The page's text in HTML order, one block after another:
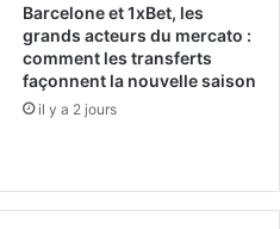
Barcelone et 1xBet, les
grands acteurs du mercato :
comment les transferts
façonnent la nouvelle saison
il y a 2 jours